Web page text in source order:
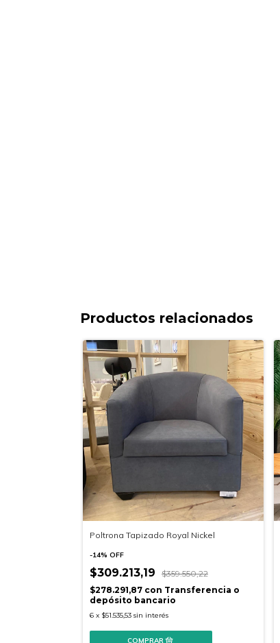
Productos relacionados
Poltrona Tapizado Royal Nickel
-14% OFF
$309.213,19
$359.550,22
$278.291,87 con Transferencia o
depósito bancario
6 x $51.535,53 sin interés